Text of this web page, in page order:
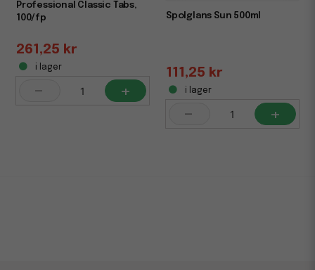
Professional Classic Tabs,
100/fp
261,25 kr
i lager
- +
Spolglans Sun 500ml
111,25 kr
i lager
- +